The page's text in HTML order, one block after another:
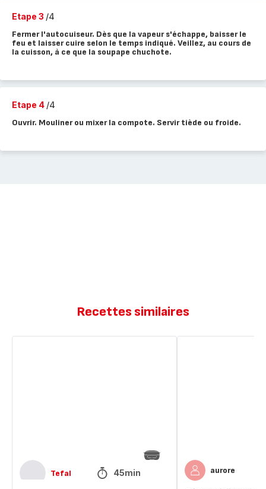
Etape 3 /4
Fermer l'autocuiseur. Dès que la vapeur s'échappe, baisser le
feu et laisser cuire selon le temps indiqué. Veillez, au cours de
la cuisson, à ce que la soupape chuchote.
Etape 4 /4
Ouvrir. Mouliner ou mixer la compote. Servir tiède ou froide.
Recettes similaires
Tefal 45min aurore